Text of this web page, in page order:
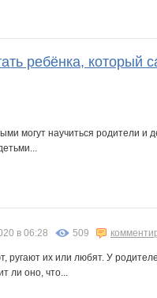
ребёнка, который
могут научиться родители
в 06:28 509
их или любят. У
ли оно, что...